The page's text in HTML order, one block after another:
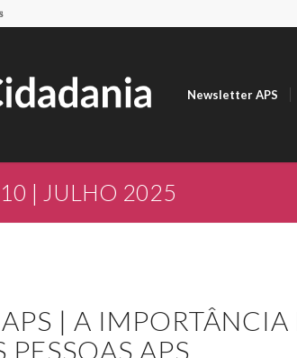
Newsletter APS
| JULHO 2025
| A IMPORTÂNCIA
APS